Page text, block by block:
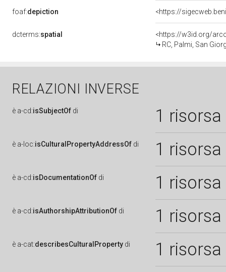
foaf:depiction <https://
dcterms:spatial
<https://w3id.org/
RC, Palmi, San
RELAZIONI INVERSE
è a-cd:isSubjectOf di 1 risorsa
è a-loc:isCulturalPropertyAddressOf di 1 risorsa
è a-cd:isDocumentationOf di 1 risorsa
è a-cd:isAuthorshipAttributionOf di 1 risorsa
è a-cat:describesCulturalProperty di 1 risorsa